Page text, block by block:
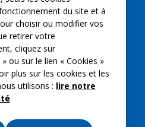
le chef
nous
légales
des cookies
du site et à
choisir ou modifier vos
retirer votre
cliquez sur
ou sur le lien « Cookies »
plus sur les cookies et les
utilisons : lire notre